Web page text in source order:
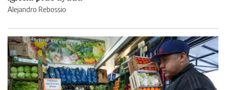
Alejandro Rebossio